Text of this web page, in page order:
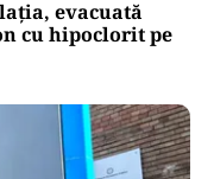
evacuată
cu hipoclorit pe